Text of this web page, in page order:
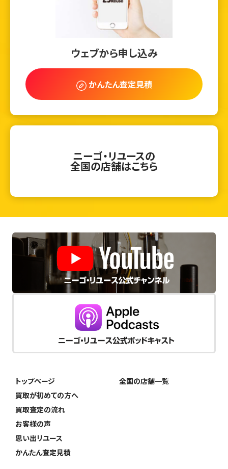
ウェブから申し込み
かんたん査定見積
ニーゴ・リユースの
全国の店舗はこちら
トップページ
買取が初めての方へ
買取査定の流れ
お客様の声
思い出リユース
かんたん査定見積
全国の店舗一覧